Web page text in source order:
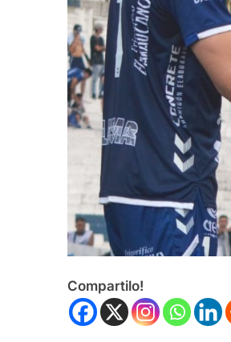
Compartilo!